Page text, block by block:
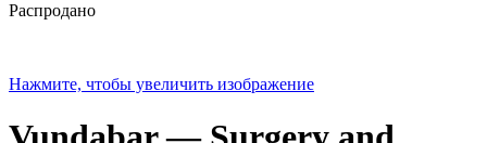
Распродано
Нажмите, чтобы увеличить изображение